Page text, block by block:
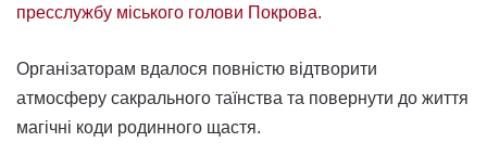
пресслужбу міського голови Покрова.
Організаторам вдалося повністю відтворити
атмосферу сакрального таїнства та повернути до життя
магічні коди родинного щастя.